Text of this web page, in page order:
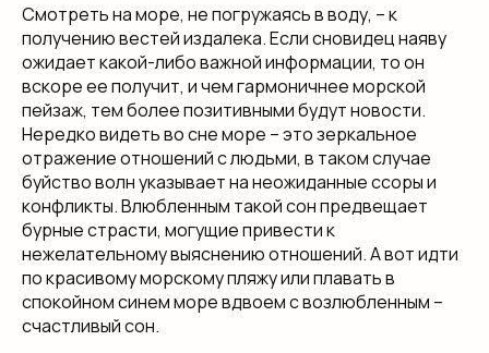
Смотреть на море, не погружаясь в воду, – к
получению вестей издалека. Если сновидец наяву
ожидает какой-либо важной информации, то он
вскоре ее получит, и чем гармоничнее морской
пейзаж, тем более позитивными будут новости.
Нередко видеть во сне море – это зеркальное
отражение отношений с людьми, в таком случае
буйство волн указывает на неожиданные ссоры и
конфликты. Влюбленным такой сон предвещает
бурные страсти, могущие привести к
нежелательному выяснению отношений. А вот идти
по красивому морскому пляжу или плавать в
спокойном синем море вдвоем с возлюбленным –
счастливый сон.